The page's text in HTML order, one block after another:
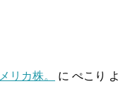
リカ株。 に ぺこり よ